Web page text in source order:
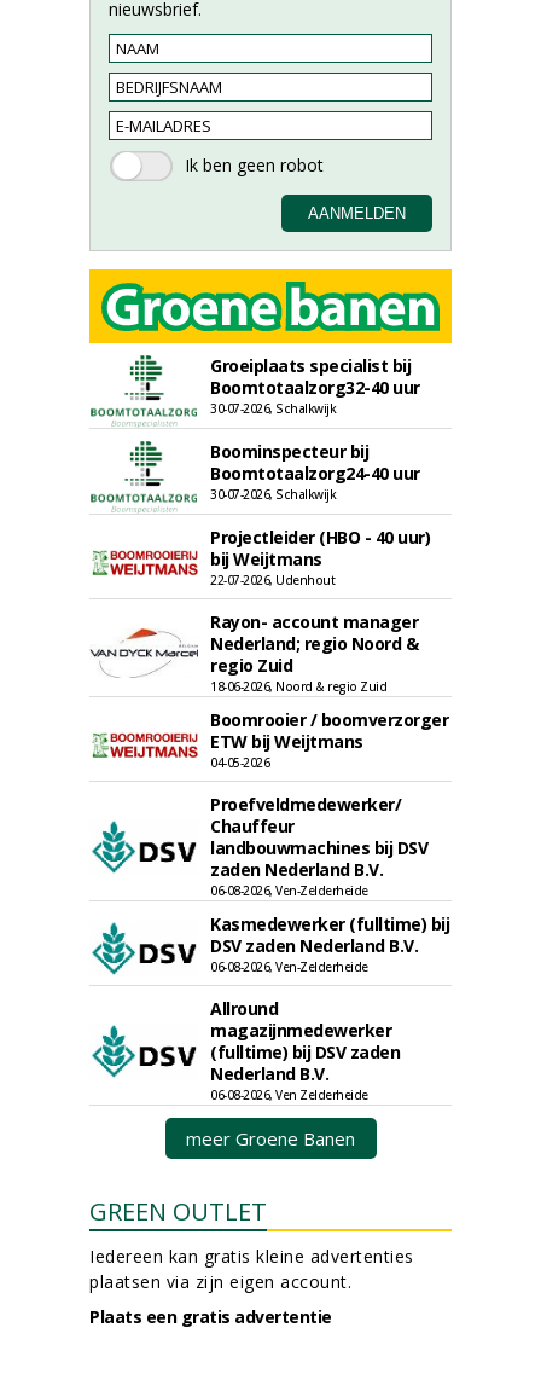
nieuwsbrief.
Groeiplaats specialist bij
Boomtotaalzorg32-40 uur
30-07-2026, Schalkwijk
Boominspecteur bij
Boomtotaalzorg24-40 uur
30-07-2026, Schalkwijk
Projectleider (HBO - 40 uur)
bij Weijtmans
22-07-2026, Udenhout
Rayon- account manager
Nederland; regio Noord &
regio Zuid
18-06-2026, Noord & regio Zuid
Boomrooier / boomverzorger
ETW bij Weijtmans
04-05-2026
Proefveldmedewerker/
Chauffeur
landbouwmachines bij DSV
zaden Nederland B.V.
06-08-2026, Ven-Zelderheide
Kasmedewerker (fulltime) bij
DSV zaden Nederland B.V.
06-08-2026, Ven-Zelderheide
Allround
magazijnmedewerker
(fulltime) bij DSV zaden
Nederland B.V.
06-08-2026, Ven Zelderheide
meer Groene Banen
GREEN OUTLET
Iedereen kan gratis kleine advertenties
plaatsen via zijn eigen account.
Plaats een gratis advertentie